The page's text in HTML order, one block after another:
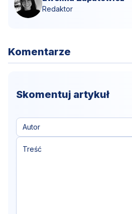
Redaktor
Komentarze
Skomentuj artykuł